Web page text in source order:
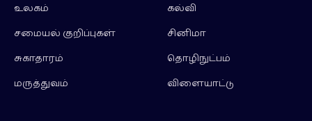
உலகம்
கல்வி
சமையல் குறிப்புகள்
சினிமா
சுகாதாரம்
தொழிநுட்பம்
மருத்துவம்
விளையாட்டு